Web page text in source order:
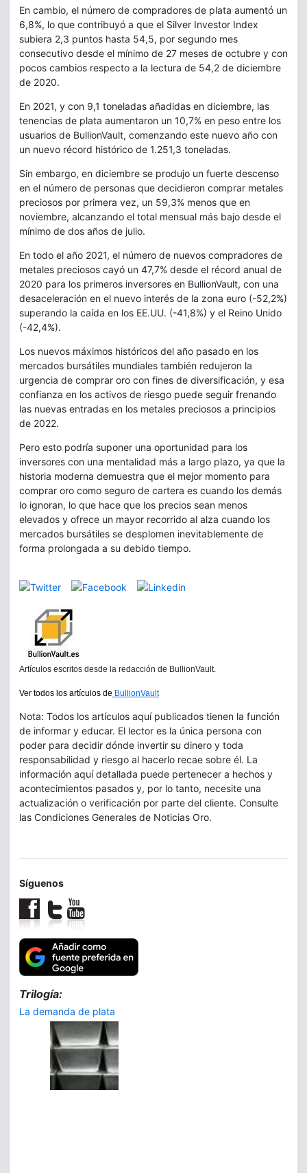
En cambio, el número de compradores de plata aumentó un
6,8%, lo que contribuyó a que el Silver Investor Index
subiera 2,3 puntos hasta 54,5, por segundo mes
consecutivo desde el mínimo de 27 meses de octubre y con
pocos cambios respecto a la lectura de 54,2 de diciembre
de 2020.
En 2021, y con 9,1 toneladas añadidas en diciembre, las
tenencias de plata aumentaron un 10,7% en peso entre los
usuarios de BullionVault, comenzando este nuevo año con
un nuevo récord histórico de 1.251,3 toneladas.
Sin embargo, en diciembre se produjo un fuerte descenso
en el número de personas que decidieron comprar metales
preciosos por primera vez, un 59,3% menos que en
noviembre, alcanzando el total mensual más bajo desde el
mínimo de dos años de julio.
En todo el año 2021, el número de nuevos compradores de
metales preciosos cayó un 47,7% desde el récord anual de
2020 para los primeros inversores en BullionVault, con una
desaceleración en el nuevo interés de la zona euro (-52,2%)
superando la caída en los EE.UU. (-41,8%) y el Reino Unido
(-42,4%).
Los nuevos máximos históricos del año pasado en los
mercados bursátiles mundiales también redujeron la
urgencia de comprar oro con fines de diversificación, y esa
confianza en los activos de riesgo puede seguir frenando
las nuevas entradas en los metales preciosos a principios
de 2022.
Pero esto podría suponer una oportunidad para los
inversores con una mentalidad más a largo plazo, ya que la
historia moderna demuestra que el mejor momento para
comprar oro como seguro de cartera es cuando los demás
lo ignoran, lo que hace que los precios sean menos
elevados y ofrece un mayor recorrido al alza cuando los
mercados bursátiles se desplomen inevitablemente de
forma prolongada a su debido tiempo.
Artículos escritos desde la redacción de BullionVault.
Ver todos los artículos de BullionVault
Nota: Todos los artículos aquí publicados tienen la función
de informar y educar. El lector es la única persona con
poder para decidir dónde invertir su dinero y toda
responsabilidad y riesgo al hacerlo recae sobre él. La
información aquí detallada puede pertenecer a hechos y
acontecimientos pasados y, por lo tanto, necesite una
actualización o verificación por parte del cliente. Consulte
las Condiciones Generales de Noticias Oro.
Síguenos
Trilogía:
La demanda de plata